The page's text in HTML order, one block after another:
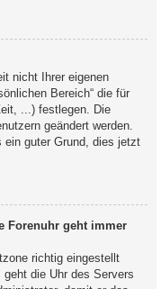
nicht Ihrer eigenen
Bereich“ die für
...) festlegen. Die
geändert werden.
guter Grund, dies jetzt
Forenuhr geht immer
richtig eingestellt
die Uhr des Servers